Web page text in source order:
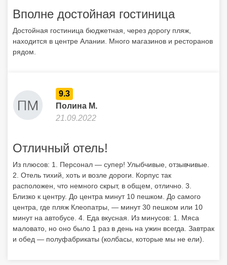
Вполне достойная гостиница
Достойная гостиница бюджетная, через дорогу пляж,
находится в центре Алании. Много магазинов и ресторанов
рядом.
9.3
Полина М.
21.09.2022
Отличный отель!
Из плюсов: 1. Персонал — супер! Улыбчивые, отзывчивые.
2. Отель тихий, хоть и возле дороги. Корпус так
расположен, что немного скрыт, в общем, отлично. 3.
Близко к центру. До центра минут 10 пешком. До самого
центра, где пляж Клеопатры, — минут 30 пешком или 10
минут на автобусе. 4. Еда вкусная. Из минусов: 1. Мяса
маловато, но оно было 1 раз в день на ужин всегда. Завтрак
и обед — полуфабрикаты (колбасы, которые мы не ели).